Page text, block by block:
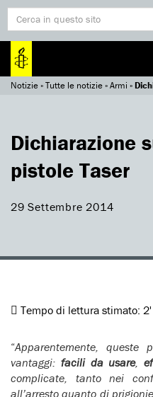
Notizie»Tutte le notizie»Armi »
Dichiarazione
pistole Taser
29 Settembre 2014
Tempo di lettura stimato: 2'
“Apparentemente,
vantaggi: facili da usare,
complicate, tanto nei
all’arresto quanto di